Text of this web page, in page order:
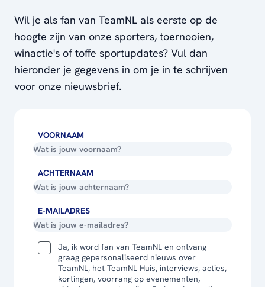
Wil je als fan van TeamNL als eerste op de
hoogte zijn van onze sporters, toernooien,
winactie's of toffe sportupdates? Vul dan
hieronder je gegevens in om je in te schrijven
voor onze nieuwsbrief.
VOORNAAM
ACHTERNAAM
E-MAILADRES
Ja, ik word fan van TeamNL en ontvang
graag gepersonaliseerd nieuws over
TeamNL, het TeamNL Huis, interviews, acties,
kortingen, voorrang op evenementen,